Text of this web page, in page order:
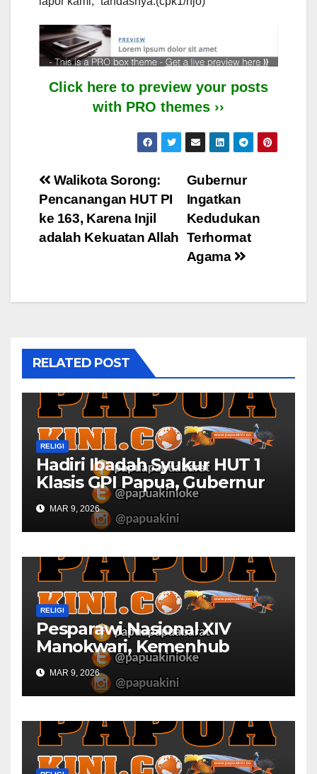
Click here to preview your posts
with PRO themes ››
Post
navigation
Gubernur
Ingatkan
Kedudukan
Terhormat
Agama
Walikota Sorong:
Pencanangan HUT PI
ke 163, Karena Injil
adalah Kekuatan Allah
RELATED POST
RELIGI
Hadiri Ibadah Syukur HUT 1
Klasis GPI Papua, Gubernur
Papua Barat Ingatkan Peran
Gereja
MAR 9, 2026
RELIGI
Pesparawi Nasional XIV
Manokwari, Kemenhub
Sediakan Dua Kapal
MAR 9, 2026